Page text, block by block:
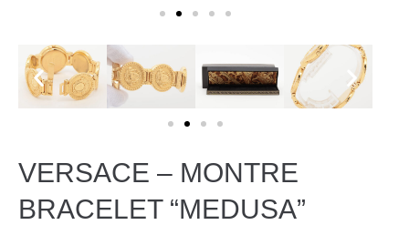
VERSACE – MONTRE
BRACELET “MEDUSA”